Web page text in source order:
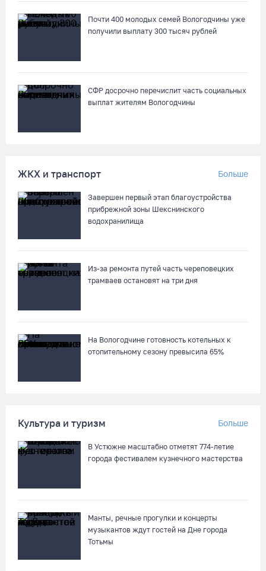
08.08.26 / 09:15
вологодские гаишники
В выходные на Вологодчине станет известен обладатель
футбольного кубка региона
07.08.26 / 17:15
07.08.26 / 16:46
Под Харовском пьяный водитель «Тойоты» слетел с трассы в
кювет и опрокинулся
07.08.26 / 15:23
Бизнес Северо-Запада столкнулся с более чем 1,5 тысячи
DDoS-атак за шесть месяцев
среди ветеранов
Почти 400 молодых семей Вологодчины уже
получили выплату 300 тысяч рублей
СФР досрочно перечислит часть социальных
выплат жителям Вологодчины
ЖКХ и транспорт Больше
Завершен первый этап благоустройства
прибрежной зоны Шекснинского
водохранилища
Из-за ремонта путей часть череповецких
трамваев остановят на три дня
На Вологодчине готовность котельных к
отопительному сезону превысила 65%
Культура и туризм Больше
В Устюжне масштабно отметят 774-летие
города фестивалем кузнечного мастерства
Манты, речные прогулки и концерты
музыкантов ждут гостей на Дне города
Тотьмы